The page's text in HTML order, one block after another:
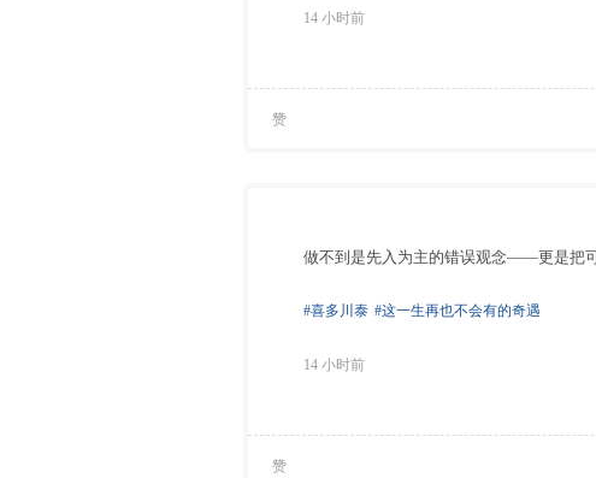
14 小时前
赞
做不到是先入为主的错误观念——更是把
#喜多川泰 #这一生再也不会有的奇遇
14 小时前
赞